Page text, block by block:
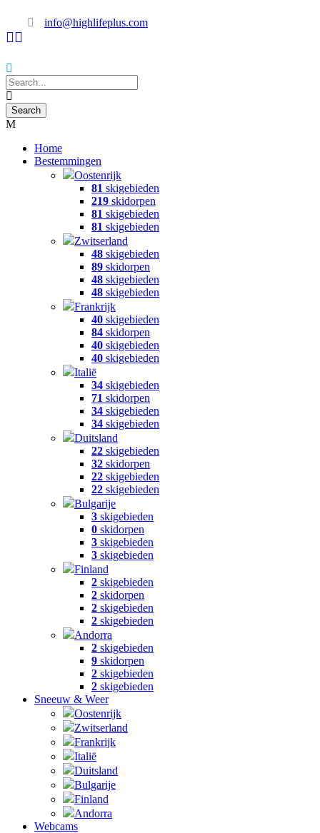
info@highlifeplus.com
Home
Bestemmingen
Oostenrijk
81 skigebieden
219 skidorpen
81 skigebieden
81 skigebieden
Zwitserland
48 skigebieden
89 skidorpen
48 skigebieden
48 skigebieden
Frankrijk
40 skigebieden
84 skidorpen
40 skigebieden
40 skigebieden
Italië
34 skigebieden
71 skidorpen
34 skigebieden
34 skigebieden
Duitsland
22 skigebieden
32 skidorpen
22 skigebieden
22 skigebieden
Bulgarije
3 skigebieden
0 skidorpen
3 skigebieden
3 skigebieden
Finland
2 skigebieden
2 skidorpen
2 skigebieden
2 skigebieden
Andorra
2 skigebieden
9 skidorpen
2 skigebieden
2 skigebieden
Sneeuw & Weer
Oostenrijk
Zwitserland
Frankrijk
Italië
Duitsland
Bulgarije
Finland
Andorra
Webcams